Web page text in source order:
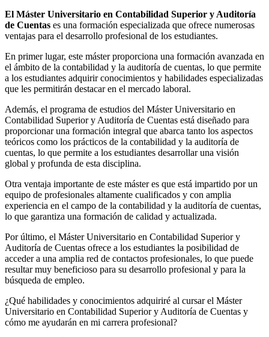
El Máster Universitario en Contabilidad Superior y Auditoría
de Cuentas es una formación especializada que ofrece numerosas
ventajas para el desarrollo profesional de los estudiantes.
En primer lugar, este máster proporciona una formación avanzada en
el ámbito de la contabilidad y la auditoría de cuentas, lo que permite
a los estudiantes adquirir conocimientos y habilidades especializadas
que les permitirán destacar en el mercado laboral.
Además, el programa de estudios del Máster Universitario en
Contabilidad Superior y Auditoría de Cuentas está diseñado para
proporcionar una formación integral que abarca tanto los aspectos
teóricos como los prácticos de la contabilidad y la auditoría de
cuentas, lo que permite a los estudiantes desarrollar una visión
global y profunda de esta disciplina.
Otra ventaja importante de este máster es que está impartido por un
equipo de profesionales altamente cualificados y con amplia
experiencia en el campo de la contabilidad y la auditoría de cuentas,
lo que garantiza una formación de calidad y actualizada.
Por último, el Máster Universitario en Contabilidad Superior y
Auditoría de Cuentas ofrece a los estudiantes la posibilidad de
acceder a una amplia red de contactos profesionales, lo que puede
resultar muy beneficioso para su desarrollo profesional y para la
búsqueda de empleo.
¿Qué habilidades y conocimientos adquiriré al cursar el Máster
Universitario en Contabilidad Superior y Auditoría de Cuentas y
cómo me ayudarán en mi carrera profesional?